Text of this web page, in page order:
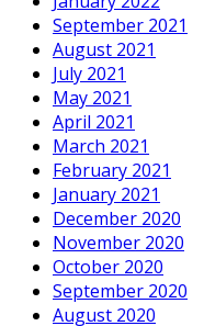
September 2021
August 2021
July 2021
May 2021
April 2021
March 2021
February 2021
January 2021
December 2020
November 2020
October 2020
September 2020
August 2020